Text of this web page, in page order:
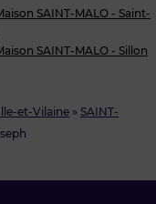
et-Vilaine » SAINT-
SAINT-MALO - Saint-
SAINT-MALO - Sillon